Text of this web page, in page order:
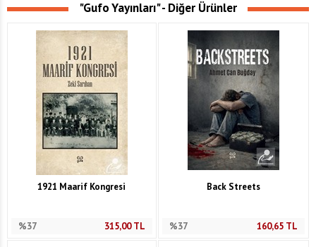
"Gufo Yayınları" - Diğer Ürünler
1921 Maarif Kongresi
%37 315,00TL
Back Streets
%37 160,65 TL